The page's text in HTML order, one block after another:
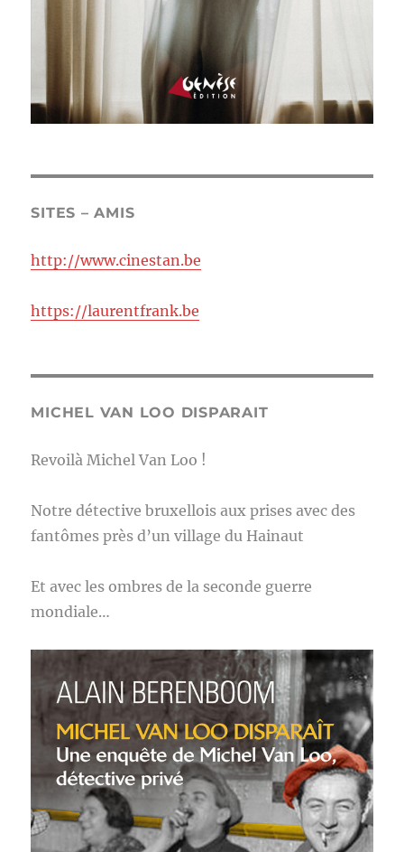
SITES – AMIS
http://www.cinestan.be
https://laurentfrank.be
MICHEL VAN LOO DISPARAIT
Revoilà Michel Van Loo !
Notre détective bruxellois aux prises avec des
fantômes près d’un village du Hainaut
Et avec les ombres de la seconde guerre
mondiale…